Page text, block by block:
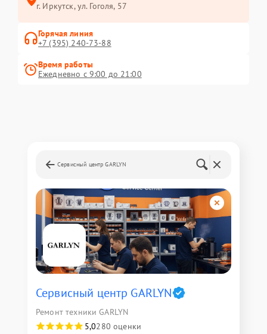
г. Иркутск, ул. ​Гоголя, 57
Горячая линия
+7 (395) 240-73-88
Время работы
Ежедневно с 9:00 до 21:00
Сервисный центр GARLYN
Сервисный центр GARLYN
Ремонт техники GARLYN
5,0280 оценки